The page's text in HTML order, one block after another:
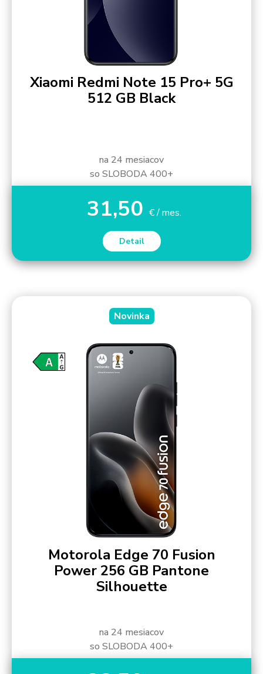
Xiaomi Redmi Note 15 Pro+ 5G
512 GB Black
na 24 mesiacov
so SLOBODA 400+
31,50 € / mes.
Detail
Novinka
Motorola Edge 70 Fusion
Power 256 GB Pantone
Silhouette
na 24 mesiacov
so SLOBODA 400+